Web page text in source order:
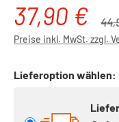
Verkaufspreis:
37,90 €
Preise inkl. MwSt. zzgl.
Lieferoption wählen: